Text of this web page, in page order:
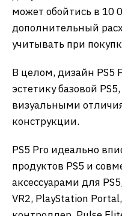
может обойтись в 10
дополнительный
учитывать при
В целом, дизайн PS5
эстетику базовой
визуальными
конструкции.
PS5 Pro идеально
продуктов PS5 и
аксессуарами для
VR2, PlayStation